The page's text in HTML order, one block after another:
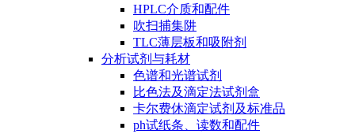
HPLC介质和配件
吹扫捕集阱
TLC薄层板和吸附剂
分析试剂与耗材
色谱和光谱试剂
比色法及滴定法试剂盒
卡尔费休滴定试剂及标准品
ph试纸条、读数和配件